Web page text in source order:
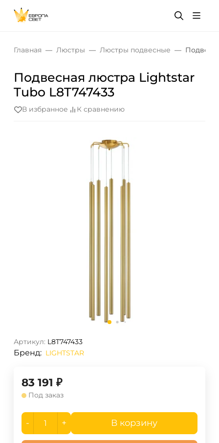
Главная Люстры Люстры подвесные
Подвесная люстра Lightstar
Tubo L8T747433
В избранное К сравнению
Артикул: L8T747433
Бренд: LIGHTSTAR
83 191 ₽
Под заказ
- + В корзину